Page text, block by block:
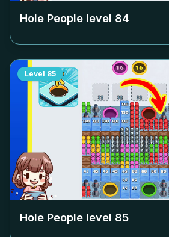
Hole People level 84
Level 85
Hole People level 85